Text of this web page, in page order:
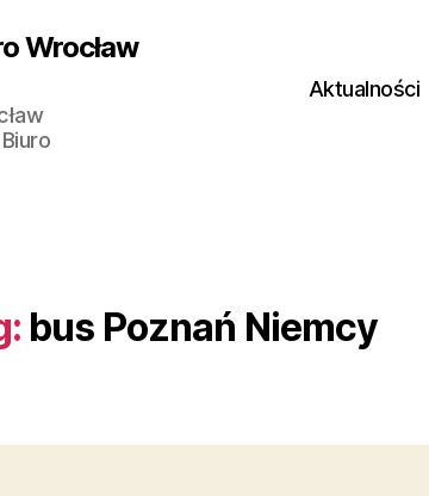
Wrocław
Aktualności
bus Poznań Niemcy